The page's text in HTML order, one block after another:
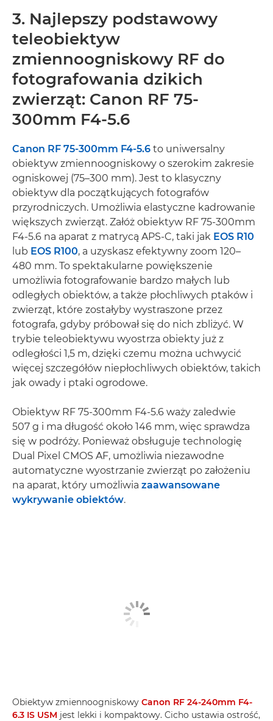
3. Najlepszy podstawowy
teleobiektyw
zmiennoogniskowy RF do
fotografowania dzikich
zwierząt: Canon RF 75-
300mm F4-5.6
Canon RF 75-300mm F4-5.6 to uniwersalny
obiektyw zmiennoogniskowy o szerokim zakresie
ogniskowej (75–300 mm). Jest to klasyczny
obiektyw dla początkujących fotografów
przyrodniczych. Umożliwia elastyczne kadrowanie
większych zwierząt. Załóż obiektyw RF 75-300mm
F4-5.6 na aparat z matrycą APS-C, taki jak EOS R10
lub EOS R100, a uzyskasz efektywny zoom 120–
480 mm. To spektakularne powiększenie
umożliwia fotografowanie bardzo małych lub
odległych obiektów, a także płochliwych ptaków i
zwierząt, które zostałyby wystraszone przez
fotografa, gdyby próbował się do nich zbliżyć. W
trybie teleobiektywu wyostrza obiekty już z
odległości 1,5 m, dzięki czemu można uchwycić
więcej szczegółów niepłochliwych obiektów, takich
jak owady i ptaki ogrodowe.
Obiektyw RF 75-300mm F4-5.6 waży zaledwie
507 g i ma długość około 146 mm, więc sprawdza
się w podróży. Ponieważ obsługuje technologię
Dual Pixel CMOS AF, umożliwia niezawodne
automatyczne wyostrzanie zwierząt po założeniu
na aparat, który umożliwia zaawansowane
wykrywanie obiektów.
Obiektyw zmiennoogniskowy Canon RF 24-240mm F4-
6.3 IS USM jest lekki i kompaktowy. Cicho ustawia ostrość,